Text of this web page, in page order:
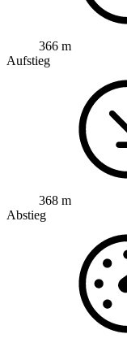
366 m
Aufstieg
368 m
Abstieg